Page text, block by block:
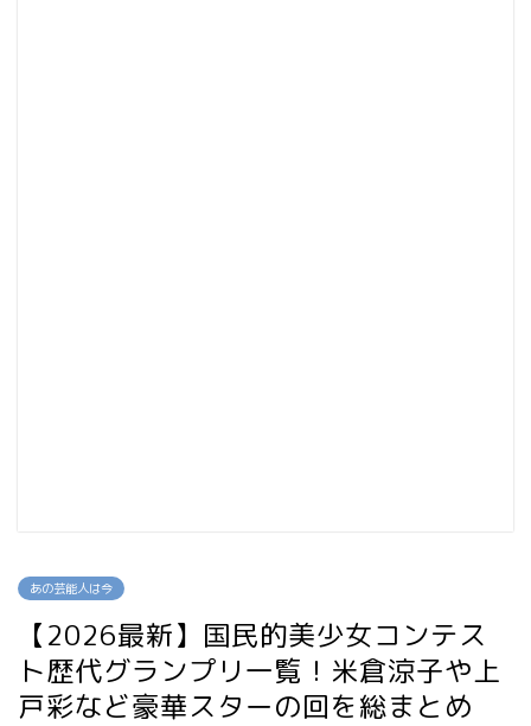
あの芸能人は今
【2026最新】国民的美少女コンテス
ト歴代グランプリ一覧！米倉涼子や上
戸彩など豪華スターの回を総まとめ